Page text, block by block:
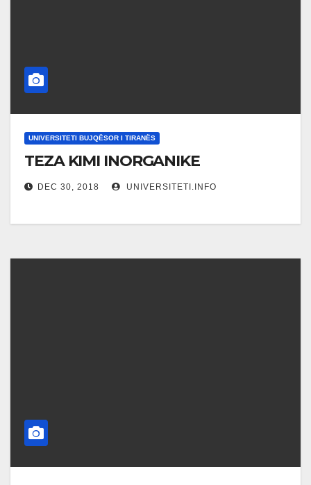
UNIVERSITETI BUJQËSOR I TIRANËS
TEZA KIMI INORGANIKE
DEC 30, 2018 UNIVERSITETI.INFO